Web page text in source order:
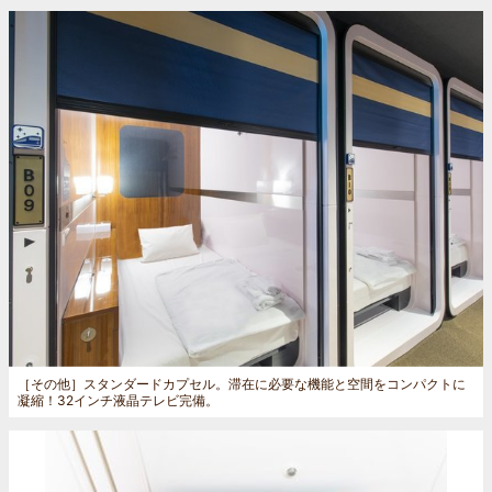
［その他］
スタンダードカプセル。滞在に必要な機能と空間をコンパクトに
凝縮！32インチ液晶テレビ完備。